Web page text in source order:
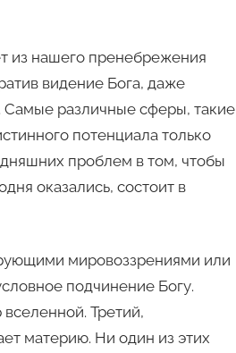
из нашего пренебрежения
видение Бога, даже
Самые различные сферы, такие
потенциала только
проблем в том, чтобы
оказались, состоит в
мировоззрениями или
подчинение Богу.
Третий,
материю. Ни один из этих